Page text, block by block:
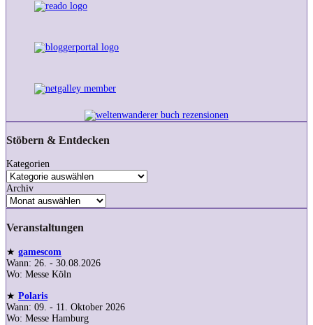
Stöbern & Entdecken
Kategorien
Archiv
Veranstaltungen
★ gamescom
Wann: 26. - 30.08.2026
Wo: Messe Köln
★ Polaris
Wann: 09. - 11. Oktober 2026
Wo: Messe Hamburg